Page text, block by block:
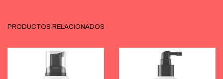
PRODUCTOS RELACIONADOS